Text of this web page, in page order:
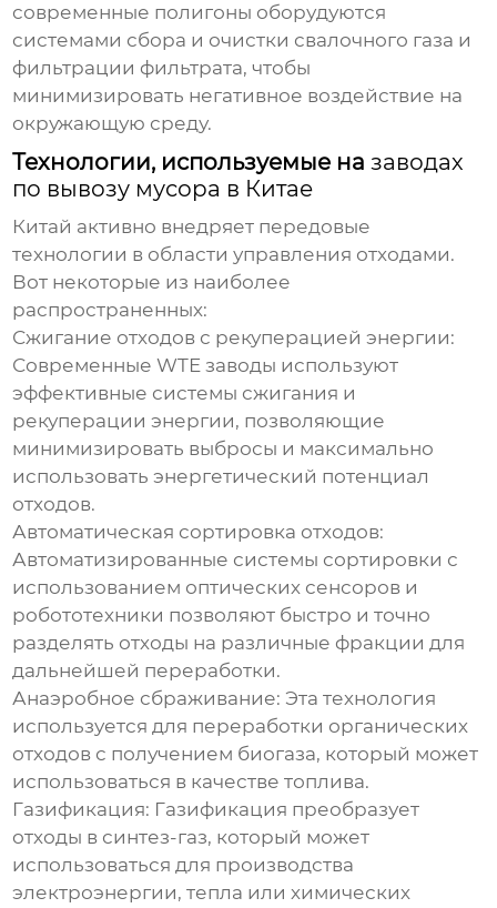
современные полигоны оборудуются
системами сбора и очистки свалочного газа и
фильтрации фильтрата, чтобы
минимизировать негативное воздействие на
окружающую среду.
Технологии, используемые назаводах
по вывозу мусора в Китае
Китай активно внедряет передовые
технологии в области управления отходами.
Вот некоторые из наиболее
распространенных:
Сжигание отходов с рекуперацией энергии:
Современные WTE заводы используют
эффективные системы сжигания и
рекуперации энергии, позволяющие
минимизировать выбросы и максимально
использовать энергетический потенциал
отходов.
Автоматическая сортировка отходов:
Автоматизированные системы сортировки с
использованием оптических сенсоров и
робототехники позволяют быстро и точно
разделять отходы на различные фракции для
дальнейшей переработки.
Анаэробное сбраживание: Эта технология
используется для переработки органических
отходов с получением биогаза, который может
использоваться в качестве топлива.
Газификация: Газификация преобразует
отходы в синтез-газ, который может
использоваться для производства
электроэнергии, тепла или химических